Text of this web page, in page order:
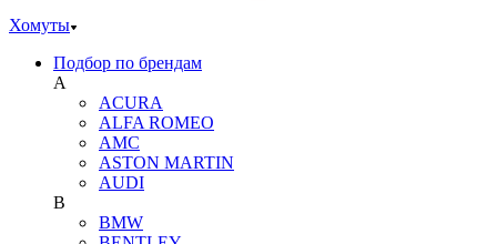
Хомуты
Подбор по брендам
A
ACURA
ALFA ROMEO
AMC
ASTON MARTIN
AUDI
B
BMW